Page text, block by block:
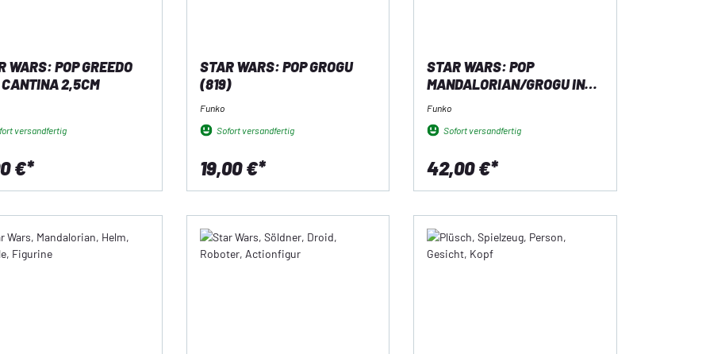
WARS: POP GREEDO
2,5CM
versandfertig
€*
STAR WARS: POP GROGU
(819)
Funko
Sofort versandfertig
19,00 €*
STAR WARS: POP
MANDALORIAN/GROGU IN
IMPERIAL REMNANT AT-RT
Funko
Sofort versandfertig
42,00 €*